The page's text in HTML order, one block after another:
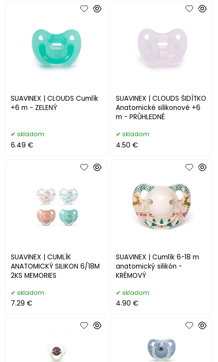
SUAVINEX | CLOUDS Cumlík
+6 m - ZELENÝ
skladom
6.49 €
SUAVINEX | CLOUDS ŠIDÍTKO
Anatomické silikonové +6
m - PRŮHLEDNÉ
skladom
4.50 €
SUAVINEX | CUMLÍK
ANATOMICKÝ SILIKON 6/18M
2KS MEMORIES
skladom
7.29 €
SUAVINEX | Cumlík 6-18 m
anatomický silikón -
KRÉMOVÝ
skladom
4.90 €